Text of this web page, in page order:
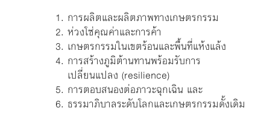
การผลิตและผลิตภาพทางเกษตรกรรม
ห่วงโซ่คุณค่าและการค้า
เกษตรกรรมในเขตร้อนและพื้นที่แห้งแล้ง
การสร้างภูมิต้านทานพร้อมรับการ
เปลี่ยนแปลง (resilience)
การตอบสนองต่อภาวะฉุกเฉิน และ
ธรรมาภิบาลระดับโลกและเกษตรกรรมดั้งเดิม